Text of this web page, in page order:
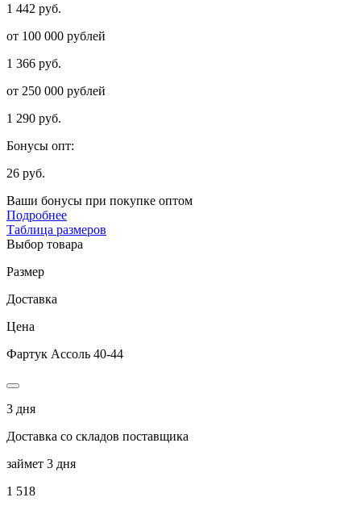
1 442 руб.
от 100 000 рублей
1 366 руб.
от 250 000 рублей
1 290 руб.
Бонусы опт:
26 руб.
Ваши бонусы при покупке оптом
Подробнее
Таблица размеров
Выбор товара
Размер
Доставка
Цена
Фартук Ассоль 40-44
3 дня
Доставка со складов поставщика
займет 3 дня
1 518